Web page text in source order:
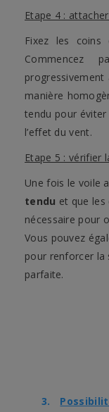
Etape 4 :
Fixez les coins
manière
tendu pour éviter
l’effet du vent.
Etape 5 : vérifier
Une fois le voile
tendu et que les
nécessaire pour
Vous pouvez
pour renforcer la
parfaite.
3.